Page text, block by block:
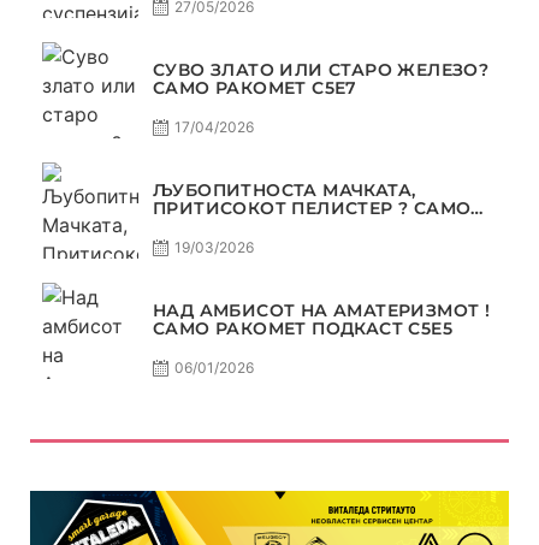
27/05/2026
СУВО ЗЛАТО ИЛИ СТАРО ЖЕЛЕЗО?
САМО РАКОМЕТ С5Е7
17/04/2026
ЉУБОПИТНОСТА МАЧКАТА,
ПРИТИСОКОТ ПЕЛИСТЕР ? САМО
19/03/2026
НАД АМБИСОТ НА АМАТЕРИЗМОТ !
САМО РАКОМЕТ ПОДКАСТ С5E5
06/01/2026